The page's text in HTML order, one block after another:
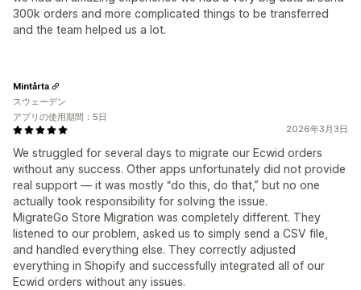
300k orders and more complicated things to be transferred
and the team helped us a lot.
2026年3月3日
We struggled for several days to migrate our Ecwid orders
without any success. Other apps unfortunately did not provide
real support — it was mostly “do this, do that,” but no one
actually took responsibility for solving the issue.
MigrateGo Store Migration was completely different. They
listened to our problem, asked us to simply send a CSV file,
and handled everything else. They correctly adjusted
everything in Shopify and successfully integrated all of our
Ecwid orders without any issues.
Mintårta
スウェーデン
アプリの使用期間：5日